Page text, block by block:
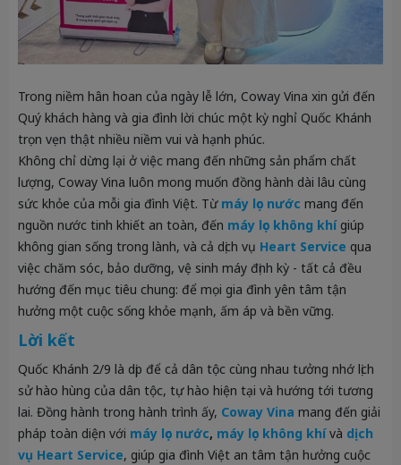
Trong niềm hân hoan của ngày lễ lớn, Coway Vina xin gửi đến
Quý khách hàng và gia đình lời chúc một kỳ nghỉ Quốc Khánh
trọn vẹn thật nhiều niềm vui và hạnh phúc.
Không chỉ dừng lại ở việc mang đến những sản phẩm chất
lượng, Coway Vina luôn mong muốn đồng hành dài lâu cùng
sức khỏe của mỗi gia đình Việt. Từ máy lọc nước mang đến
nguồn nước tinh khiết an toàn, đến máy lọc không khígiúp
không gian sống trong lành, và cả dịch vụ Heart Service qua
việc chăm sóc, bảo dưỡng, vệ sinh máy định kỳ - tất cả đều
hướng đến mục tiêu chung: để mọi gia đình yên tâm tận
hưởng một cuộc sống khỏe mạnh, ấm áp và bền vững.
Lời kết
Quốc Khánh 2/9 là dịp để cả dân tộc cùng nhau tưởng nhớ lịch
sử hào hùng của dân tộc, tự hào hiện tại và hướng tới tương
lai. Đồng hành trong hành trình ấy, Coway Vina mang đến giải
pháp toàn diện với máy lọc nước, máy lọc không khívà dịch
vụ Heart Service, giúp gia đình Việt an tâm tận hưởng cuộc